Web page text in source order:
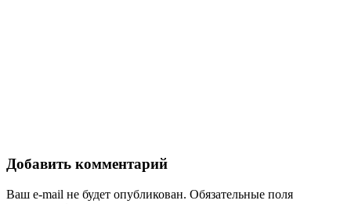
Добавить комментарий
Ваш e-mail не будет опубликован. Обязательные поля